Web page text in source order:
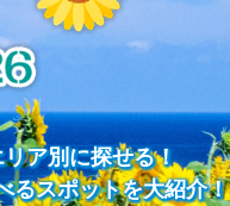
ア別に探せる！
るスポットを大紹介！